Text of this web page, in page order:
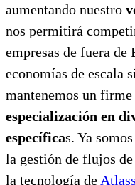
aumentando nuestro
nos permitirá
empresas de fuera de
economías de escala
mantenemos un firme
especialización en
específicas. Ya
la gestión de flujos
la tecnología de